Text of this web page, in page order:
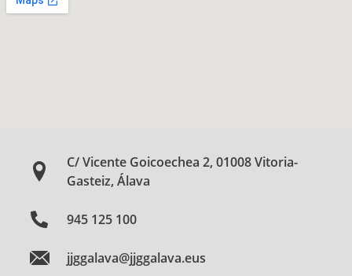
C/ Vicente Goicoechea 2, 01008 Vitoria-
Gasteiz, Álava
945 125 100
jjggalava@jjggalava.eus